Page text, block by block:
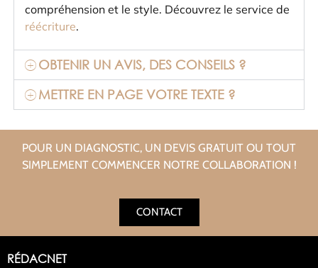
compréhension et le style. Découvrez le service de
réécriture.
OBTENIR UN AVIS, DES CONSEILS ?
METTRE EN PAGE VOTRE TEXTE ?
POUR UN DIAGNOSTIC, UN DEVIS GRATUIT OU TOUT
SIMPLEMENT COMMENCER NOTRE COLLABORATION !
CONTACT
RÉDACNET